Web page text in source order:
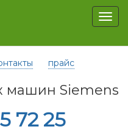
прайс
машин Siemens
72 25